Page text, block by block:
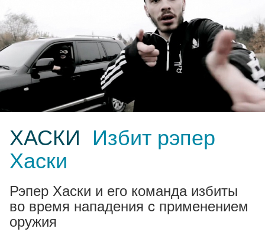
ХАСКИ Избит рэпер
Хаски
Рэпер Хаски и его команда избиты
во время нападения c применением
оружия